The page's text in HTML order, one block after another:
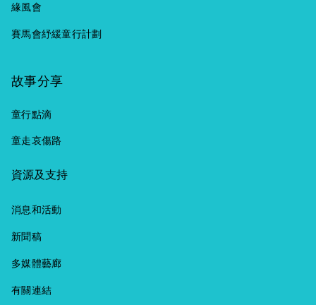
緣風會
賽馬會紓緩童行計劃
故事分享
童行點滴
童走哀傷路
資源及支持
消息和活動
新聞稿
多媒體藝廊
有關連結